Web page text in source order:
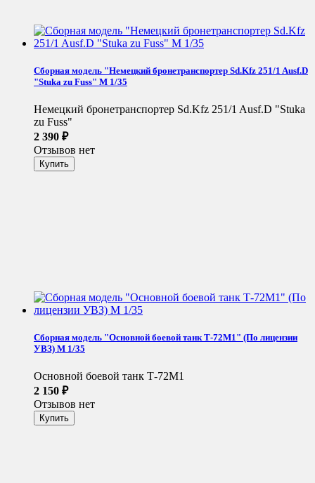
Сборная модель "Немецкий бронетранспортер Sd.Kfz 251/1 Ausf.D
"Stuka zu Fuss" М 1/35
Немецкий бронетранспортер Sd.Kfz 251/1 Ausf.D "Stuka
zu Fuss"
2 390 ₽
Отзывов нет
Сборная модель "Основной боевой танк Т-72М1" (По лицензии
УВЗ) М 1/35
Основной боевой танк Т-72М1
2 150 ₽
Отзывов нет